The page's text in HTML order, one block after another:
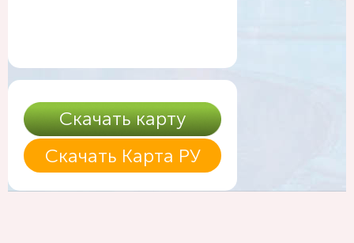
Скачать карту
Скачать Карта РУ